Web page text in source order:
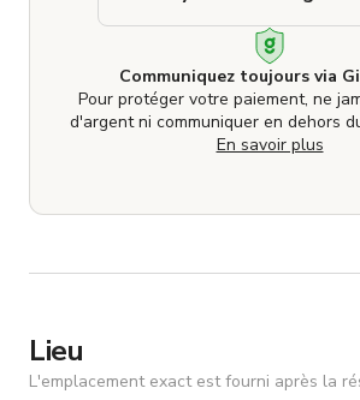
Communiquez toujours via
Pour protéger votre paiement, ne
d'argent ni communiquer en dehors
En savoir plus
Lieu
L'emplacement exact est fourni après la